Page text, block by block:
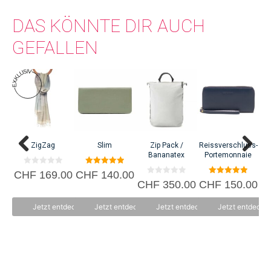
DAS KÖNNTE DIR AUCH
GEFALLEN
ZigZag
0
v
CHF169.00
Jetzt entdecken
Slim
5.00
von 5
CHF140.00
Jetzt entdecken
Zip Pack /
Bananatex
0
v
CHF350.00
Jetzt entdecken
Reissverschluss-
Portemonnaie
5.00
von 5
CHF150.00
Jetzt